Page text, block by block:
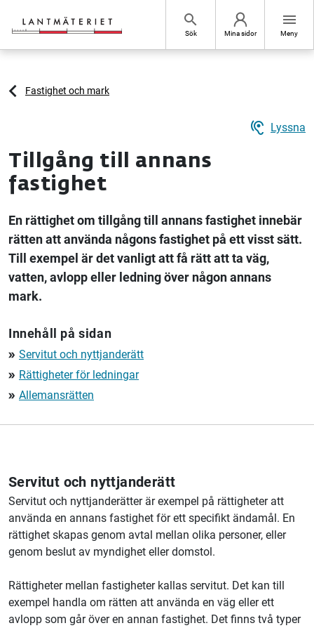
search
Sök Mina sidor
menu
Meny
Fastighet och mark
hearing Lyssna
Tillgång till annans
fastighet
En rättighet om tillgång till annans fastighet innebär
rätten att använda någons fastighet på ett visst sätt.
Till exempel är det vanligt att få rätt att ta väg,
vatten, avlopp eller ledning över någon annans
mark.
Innehåll på sidan
double_arrow Servitut och nyttjanderätt
double_arrow Rättigheter för ledningar
double_arrow Allemansrätten
Servitut och nyttjanderätt
Servitut och nyttjanderätter är exempel på rättigheter att
använda en annans fastighet för ett specifikt ändamål. En
rättighet skapas genom avtal mellan olika personer, eller
genom beslut av myndighet eller domstol.
Rättigheter mellan fastigheter kallas servitut. Det kan till
exempel handla om rätten att använda en väg eller ett
avlopp som går över en annan fastighet. Det finns två typer